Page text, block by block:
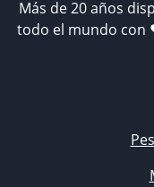
Más de 20 años
todo el mundo con